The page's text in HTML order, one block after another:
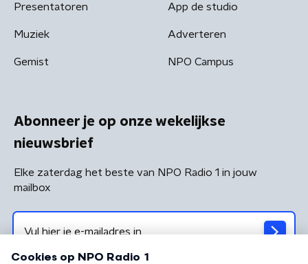
Presentatoren
Muziek
Gemist
App de studio
Adverteren
NPO Campus
Abonneer je op onze wekelijkse
nieuwsbrief
Elke zaterdag het beste van NPO Radio 1 in jouw
mailbox